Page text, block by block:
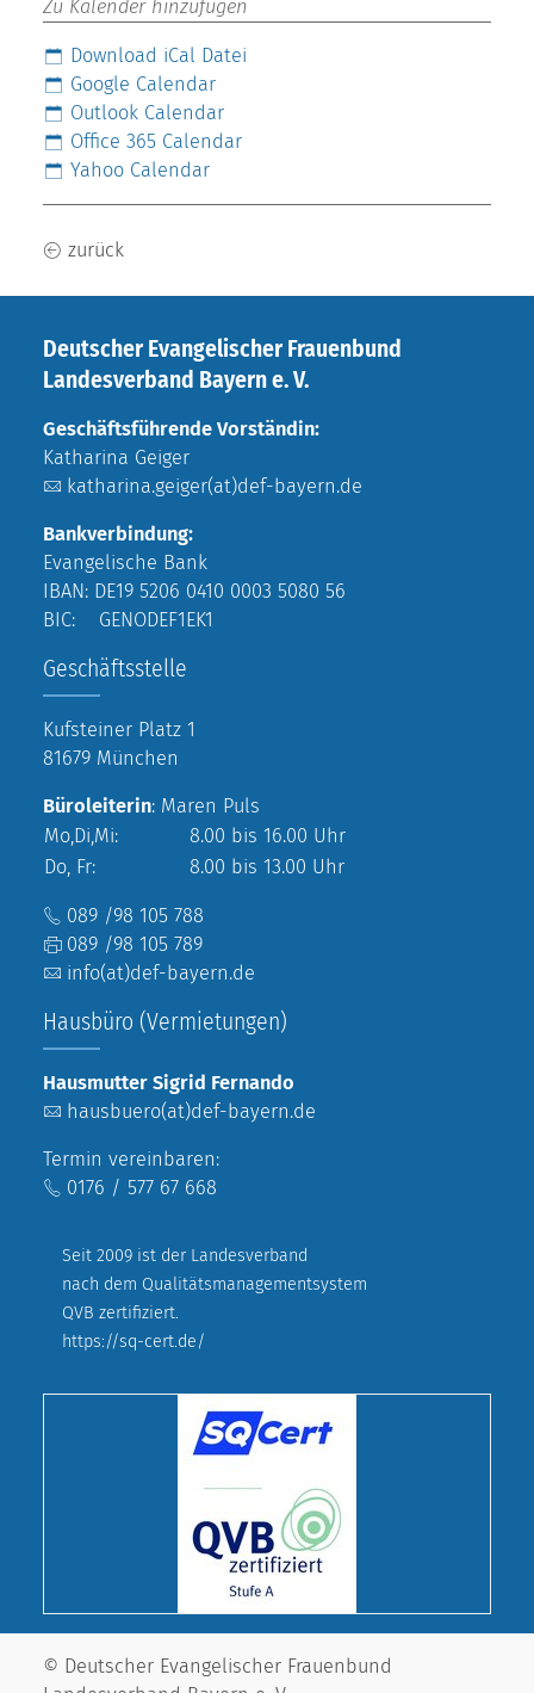
Zu Kalender hinzufügen
Download iCal Datei
Google Calendar
Outlook Calendar
Office 365 Calendar
Yahoo Calendar
zurück
Deutscher Evangelischer Frauenbund
Landesverband Bayern e. V.
Geschäftsführende Vorständin:
Katharina Geiger
katharina.geiger(at)def-bayern.de
Bankverbindung:
Evangelische Bank
IBAN: DE19 5206 0410 0003 5080 56
BIC: GENODEF1EK1
Geschäftsstelle
Kufsteiner Platz 1
81679 München
Büroleiterin: Maren Puls
Mo,Di,Mi:
8.00 bis 16.00 Uhr
Do, Fr:
8.00 bis 13.00 Uhr
089 /98 105 788
089 /98 105 789
info(at)def-bayern.de
Hausbüro (Vermietungen)
Hausmutter Sigrid Fernando
hausbuero(at)def-bayern.de
Termin vereinbaren:
0176 / 577 67 668
Seit 2009 ist der Landesverband
nach dem Qualitätsmanagementsystem
QVB zertifiziert.
https://sq-cert.de/
© Deutscher Evangelischer Frauenbund